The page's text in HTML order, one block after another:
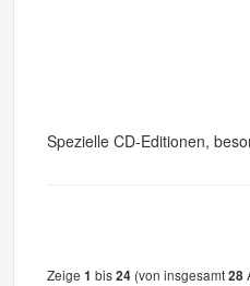
Spezielle CD-Editionen,
Zeige 1 bis24(von insgesamt28